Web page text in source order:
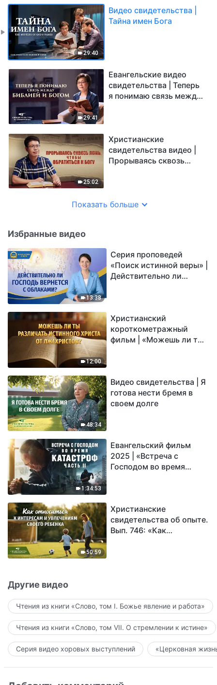
29:40
Видео свидетельства |
Тайна имен Бога
29:41
Евангельские видео
свидетельства | Теперь
я понимаю связь между
25:02
Христианские
свидетельства видео |
Прорываясь сквозь
Показать больше
Избранные видео
13:38
Серия проповедей
«Поиск истинной веры» |
Действительно ли
12:00
Христианский
короткометражный
фильм | «Можешь ли ты
48:34
Видео свидетельства | Я
готова нести бремя в
своем долге
1:34:53
Евангельский фильм
2025 | «Встреча с
Господом во время
обрести Божье
спасение?
50:59
Христианские
свидетельства об опыте.
Вып. 746: «Как
Другие видео
Чтения из книги «Слово, том I. Божье явление и работа»
Чтения из книги «Слово, том VII. О стремлении к истине»
Серия видео хоровых выступлений «Церковная